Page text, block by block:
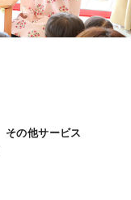
その他サービス